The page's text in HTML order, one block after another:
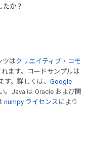
たか？
ツはクリエイティブ・コモ
ます。コードサンプルは
す。詳しくは、 Google
。Java は Oracle および関
numpy ライセンス により